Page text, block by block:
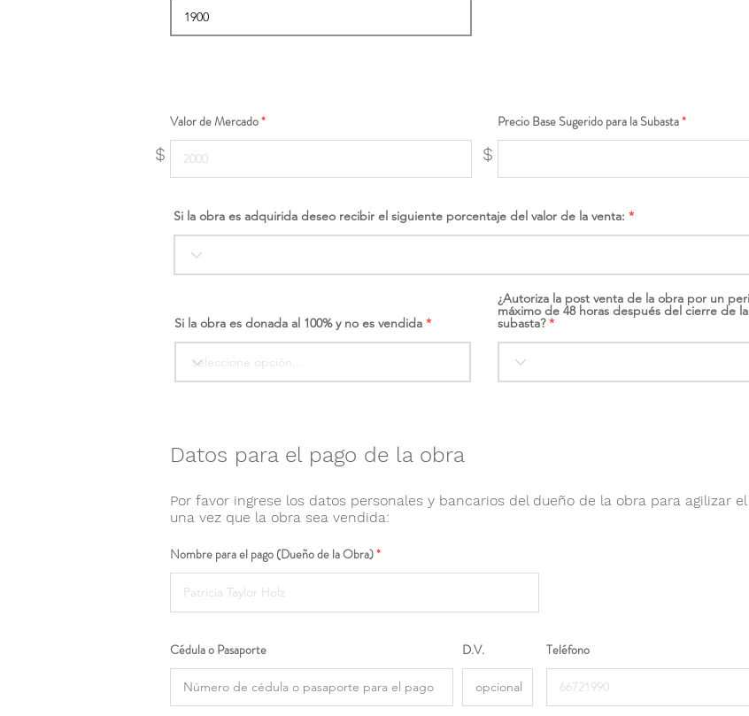
$
Valor de Mercado
$
Precio Base Sugerido para la Subasta
Si la obra es adquirida deseo recibir el siguiente porcentaje del valor de la venta:
Si la obra es donada al 100% y no es vendida
¿Autoriza la post venta de la obra por un
máximo de 48 horas después del cierre de la
subasta?
Datos para el pago de la obra
Por favor ingrese los datos personales y bancarios del dueño de la obra para agilizar el
una vez que la obra sea vendida:
Nombre para el pago (Dueño de la Obra)
Cédula o Pasaporte D.V. Teléfono